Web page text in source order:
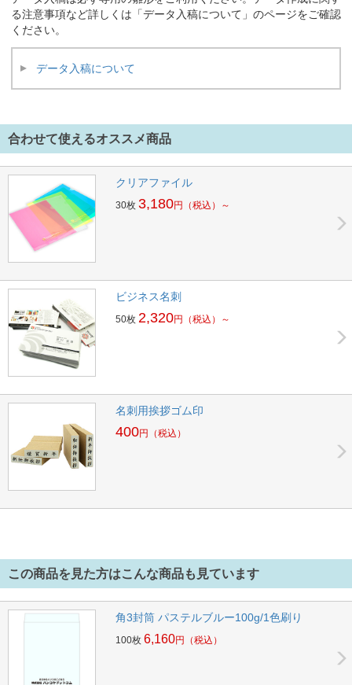
る注意事項など詳しくは「データ入稿について」のページをご確認
ください。
データ入稿について
合わせて使えるオススメ商品
クリアファイル
30枚 3,180円 （税込）～
ビジネス名刺
50枚 2,320円 （税込）～
名刺用挨拶ゴム印
400円 （税込）
この商品を見た方はこんな商品も見ています
角3封筒 パステルブルー100g/1色刷り
100枚 6,160円 （税込）